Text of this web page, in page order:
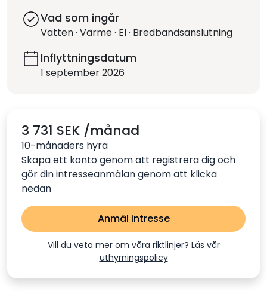
Vad som ingår
Vatten · Värme · El · Bredbandsanslutning
Inflyttningsdatum
1 september 2026
3 731 SEK /månad
10-månaders hyra
Skapa ett konto genom att registrera dig och
gör din intresseanmälan genom att klicka
nedan
Anmäl intresse
Vill du veta mer om våra riktlinjer? Läs vår
uthyrningspolicy